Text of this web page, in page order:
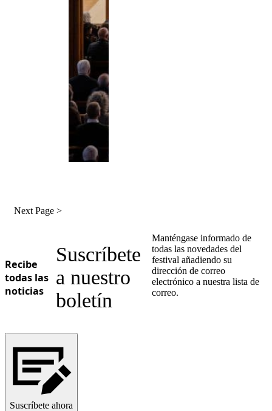
Next Page >
Recibe
todas las
noticias
Suscríbete
a nuestro
boletín
Manténgase informado de
todas las novedades del
festival añadiendo su
dirección de correo
electrónico a nuestra lista de
correo.
Suscríbete ahora